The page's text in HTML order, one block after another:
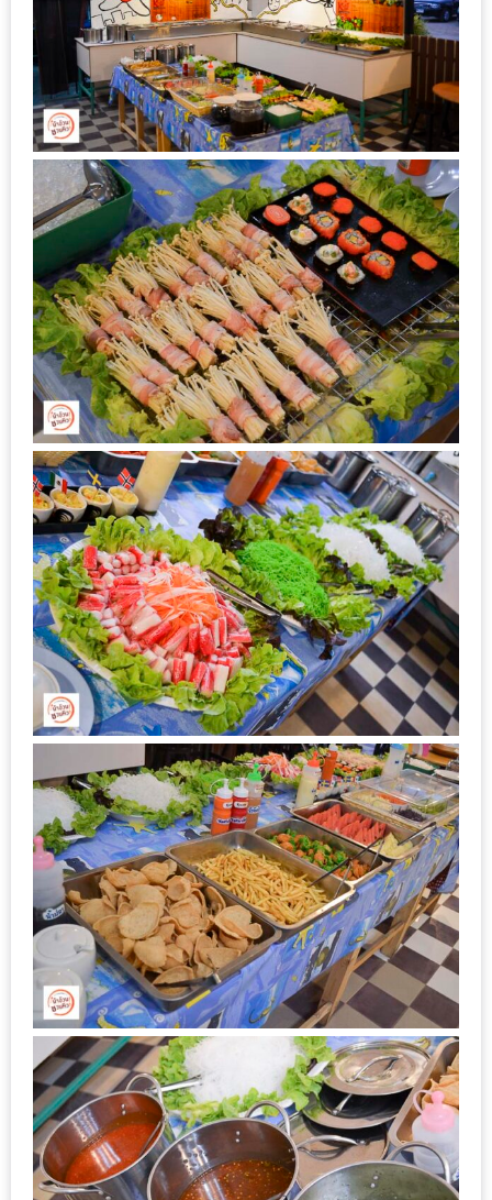
MAPS
MY
ACCOUNT
NEW
FACEBOOK
TIMELINE
POLICY
OKTOBERFEST
ครั้ง
ที่
2
เทศกาล
เบียร์
ที่
ใหญ่
ที่สุด
ใน
โลก
กับ
โรง
แรม
ลิ
เดย์
อินน์
เชียงใหม่
PANDA
TIME
:
ทำไม
เรา
ไม่
ทำ
อาหาร
ทาน